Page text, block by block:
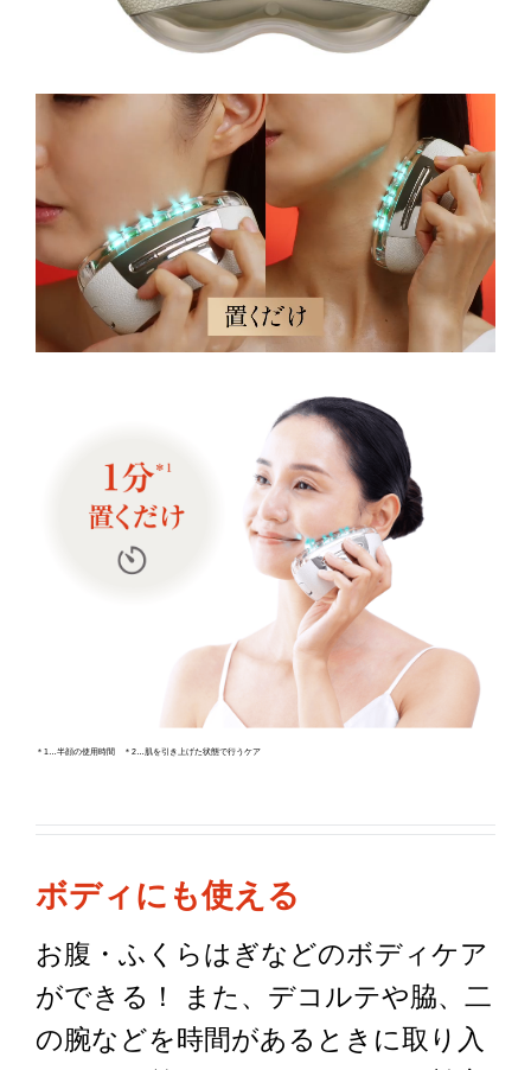
＊1…半顔の使用時間 ＊2…肌を引き上げた状態で行うケア
ボディにも使える
お腹・ふくらはぎなどのボディケア
ができる！
また、デコルテや脇、二
の腕などを時間があるときに取り入